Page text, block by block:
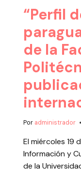
“Perfil
de la
Por administrador
El miércoles 19
Información y
de la